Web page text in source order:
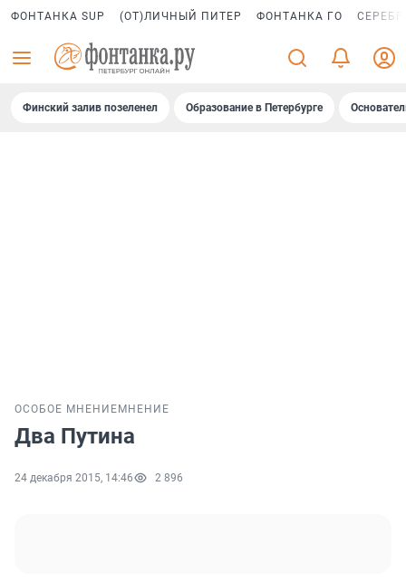
ФОНТАНКА SUP (ОТ)ЛИЧНЫЙ ПИТЕР ФОНТАНКА ГО
Финский залив позеленел Образование в Петербурге
ОСОБОЕ МНЕНИЕ МНЕНИЕ
Два Путина
24 декабря 2015, 14:46 2 896